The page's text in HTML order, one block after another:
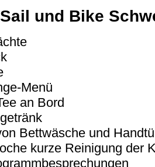
und Bike
Menü
an Bord
Bettwäsche und
kurze Reinigung der